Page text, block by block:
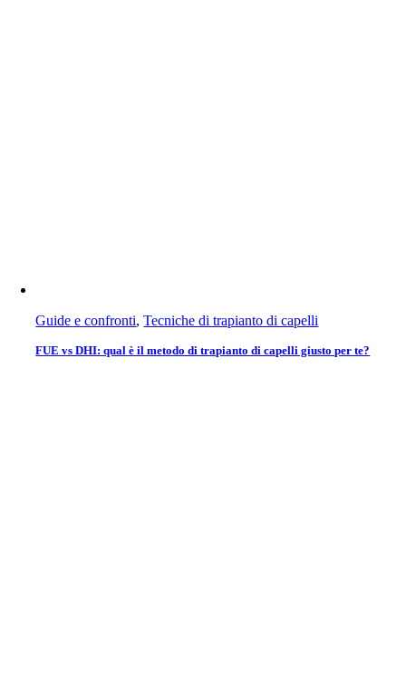
Guide e confronti,Tecniche di trapianto di capelli
FUE vs DHI: qual è il metodo di trapianto di capelli giusto per te?